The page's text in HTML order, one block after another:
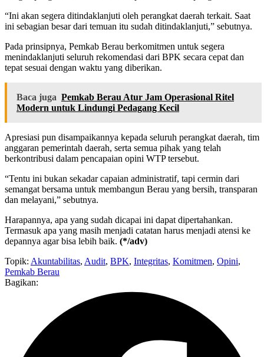
“Ini akan segera ditindaklanjuti oleh perangkat daerah terkait. Saat
ini sebagian besar dari temuan itu sudah ditindaklanjuti,” sebutnya.
Pada prinsipnya, Pemkab Berau berkomitmen untuk segera
menindaklanjuti seluruh rekomendasi dari BPK secara cepat dan
tepat sesuai dengan waktu yang diberikan.
Baca juga Pemkab Berau Atur Jam Operasional Ritel
Modern untuk Lindungi Pedagang Kecil
Apresiasi pun disampaikannya kepada seluruh perangkat daerah, tim
anggaran pemerintah daerah, serta semua pihak yang telah
berkontribusi dalam pencapaian opini WTP tersebut.
“Tentu ini bukan sekadar capaian administratif, tapi cermin dari
semangat bersama untuk membangun Berau yang bersih, transparan
dan melayani,” sebutnya.
Harapannya, apa yang sudah dicapai ini dapat dipertahankan.
Termasuk apa yang masih menjadi catatan harus menjadi atensi ke
depannya agar bisa lebih baik. (*/adv)
Topik: Akuntabilitas, Audit, BPK, Integritas, Komitmen, Opini,
Pemkab Berau
Bagikan: